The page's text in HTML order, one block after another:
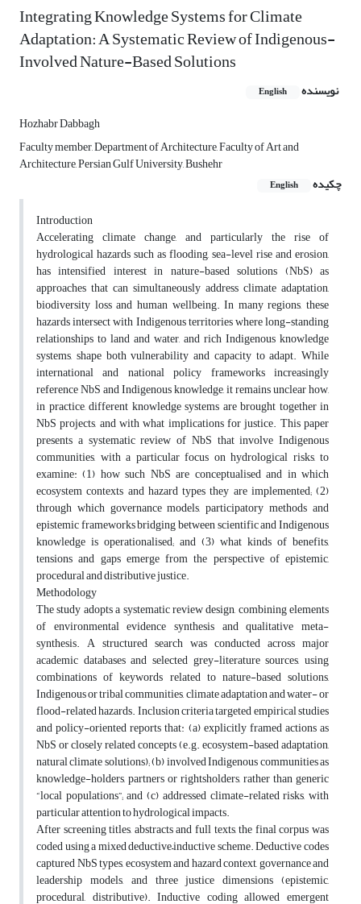
Integrating Knowledge Systems for Climate
Adaptation: A Systematic Review of Indigenous-
Involved Nature-Based Solutions
نویسنده English
Hozhabr Dabbagh
Faculty member, Department of Architecture, Faculty of Art and
Architecture, Persian Gulf University, Bushehr
چکیده
English
Introduction
Accelerating climate change, and particularly the rise of
hydrological hazards such as flooding, sea-level rise and erosion,
has intensified interest in nature-based solutions (NbS) as
approaches that can simultaneously address climate adaptation,
biodiversity loss and human wellbeing. In many regions, these
hazards intersect with Indigenous territories where long-standing
relationships to land and water, and rich Indigenous knowledge
systems, shape both vulnerability and capacity to adapt. While
international and national policy frameworks increasingly
reference NbS and Indigenous knowledge, it remains unclear how,
in practice, different knowledge systems are brought together in
NbS projects, and with what implications for justice. This paper
presents a systematic review of NbS that involve Indigenous
communities, with a particular focus on hydrological risks, to
examine: (1) how such NbS are conceptualised and in which
ecosystem contexts and hazard types they are implemented; (2)
through which governance models, participatory methods and
epistemic frameworks bridging between scientific and Indigenous
knowledge is operationalised; and (3) what kinds of benefits,
tensions and gaps emerge from the perspective of epistemic,
procedural and distributive justice.
Methodology
The study adopts a systematic review design, combining elements
of environmental evidence synthesis and qualitative meta-
synthesis. A structured search was conducted across major
academic databases and selected grey-literature sources, using
combinations of keywords related to nature-based solutions,
Indigenous or tribal communities, climate adaptation and water- or
flood-related hazards. Inclusion criteria targeted empirical studies
and policy-oriented reports that: (a) explicitly framed actions as
NbS or closely related concepts (e.g. ecosystem-based adaptation,
natural climate solutions); (b) involved Indigenous communities as
knowledge-holders, partners or rightsholders, rather than generic
“local populations”; and (c) addressed climate-related risks, with
particular attention to hydrological impacts.
After screening titles, abstracts and full texts, the final corpus was
coded using a mixed deductive–inductive scheme. Deductive codes
captured NbS types, ecosystem and hazard context, governance and
leadership models, and three justice dimensions (epistemic,
procedural, distributive). Inductive coding allowed emergent